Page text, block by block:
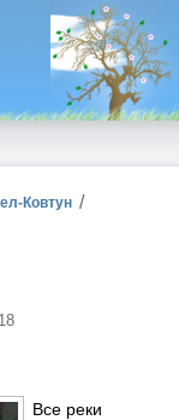
Ковтун
Все реки